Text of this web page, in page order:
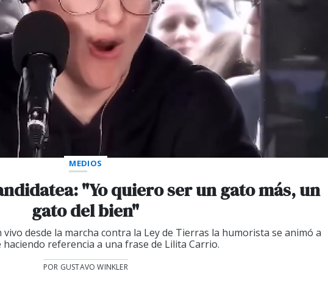
MEDIOS
"Yo quiero ser un gato más, un
gato del bien"
desde la marcha contra la Ley de Tierras la humorista se animó a
referencia a una frase de Lilita Carrio.
POR GUSTAVO WINKLER